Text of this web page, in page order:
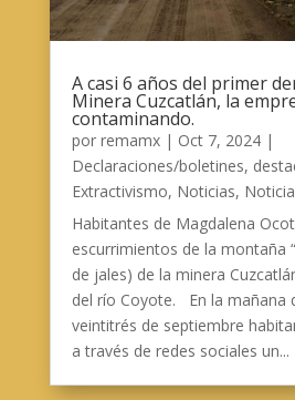
A casi 6 años del primer
Minera Cuzcatlán, la
contaminando.
por remamx| Oct 7, 2024|
Declaraciones/boletines,
Extractivismo, Noticias,
Habitantes de Magdalena
escurrimientos de la montaña
de jales) de la minera
del río Coyote. En la mañana
veintitrés de septiembre
a través de redes sociales un...